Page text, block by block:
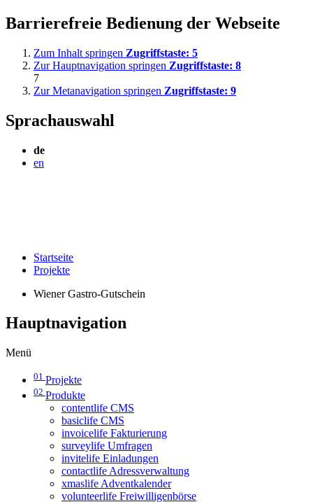
Barrierefreie Bedienung der Webseite
Zum Inhalt springen Zugriffstaste: 5
Zur Hauptnavigation springen Zugriffstaste: 8
7
Zur Metanavigation springen Zugriffstaste: 9
Sprachauswahl
de
en
Startseite
Projekte
Wiener Gastro-Gutschein
Hauptnavigation
Menü
01 Projekte
02 Produkte
contentlife CMS
basiclife CMS
invoicelife Fakturierung
surveylife Umfragen
invitelife Einladungen
contactlife Adressverwaltung
xmaslife Adventkalender
volunteerlife Freiwilligenbörse